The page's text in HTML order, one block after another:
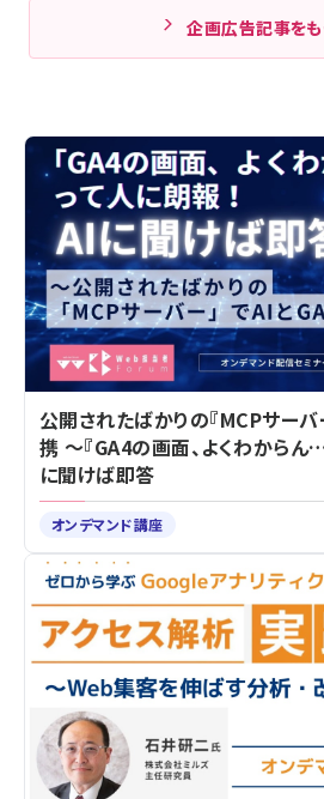
企画広告記事をも
公開されたばかりの『MCPサーバ
携 ～『GA4の画面、よくわからん
に聞けば即答
オンデマンド講座